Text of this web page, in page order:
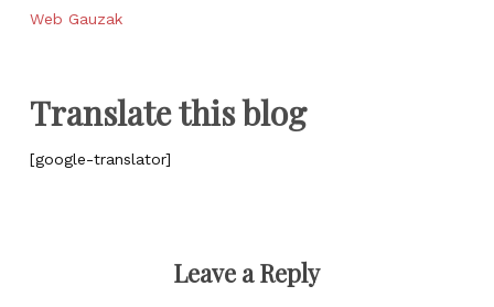
Web Gauzak
Translate this blog
[google-translator]
Leave a Reply